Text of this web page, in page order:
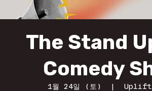
The Stand
Comedy
1월 24일 (토)
  |
Uplift